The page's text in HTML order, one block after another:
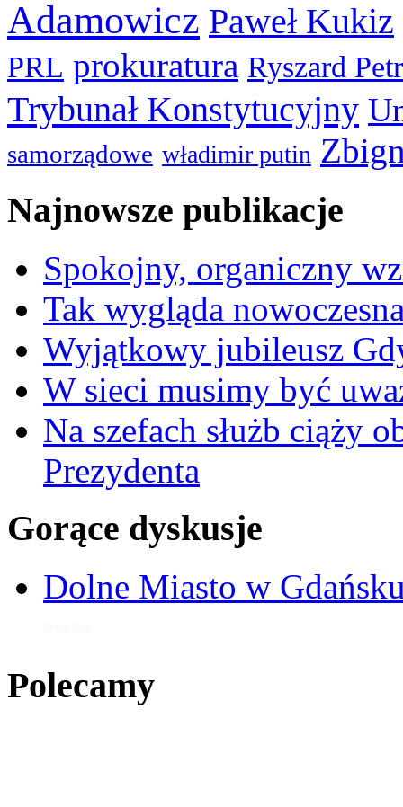
Adamowicz Paweł Kukiz
PRL prokuratura Ryszard
Trybunał Konstytucyjny
samorządowe władimir putin
Najnowsze publikacje
Spokojny, organiczny
Tak wygląda
Wyjątkowy jubileusz
W sieci musimy być
Na szefach służb ciąży
Prezydenta
Gorące dyskusje
Dolne Miasto w
Polecamy